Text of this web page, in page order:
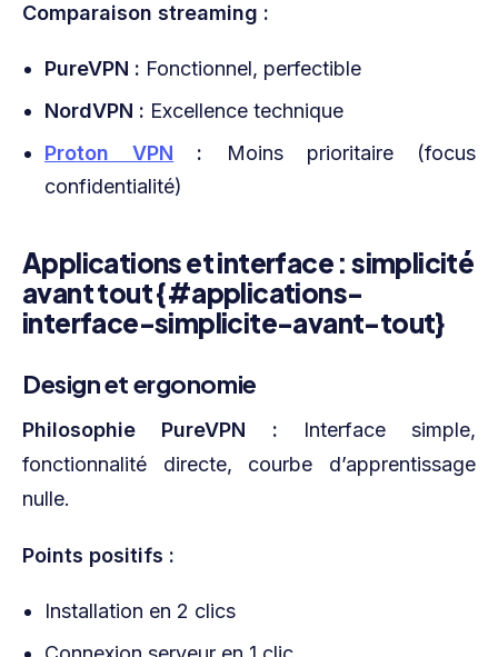
Comparaison streaming :
PureVPN : Fonctionnel, perfectible
NordVPN : Excellence technique
Proton VPN : Moins prioritaire (focus
confidentialité)
Applications et interface : simplicité
avant tout {#applications-
interface-simplicite-avant-tout}
Design et ergonomie
Philosophie PureVPN : Interface simple,
fonctionnalité directe, courbe d’apprentissage
nulle.
Points positifs :
Installation en 2 clics